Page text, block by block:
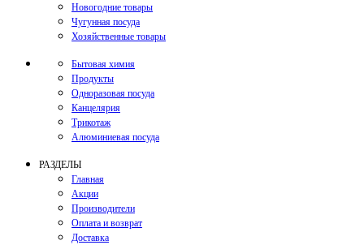
Новогодние товары
Чугунная посуда
Хозяйственные товары
Бытовая химия
Продукты
Одноразовая посуда
Канцелярия
Трикотаж
Алюминиевая посуда
РАЗДЕЛЫ
Главная
Акции
Производители
Оплата и возврат
Доставка